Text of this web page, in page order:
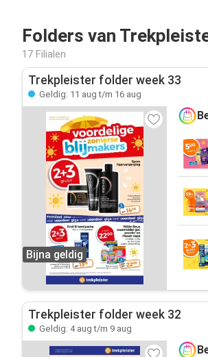
Folders van
17 Filialen
Trekpleister folder week 33
Geldig: 11 aug t/m 16 aug
Bijna geldig
Trekpleister folder week 32
Geldig: 4 aug t/m 9 aug